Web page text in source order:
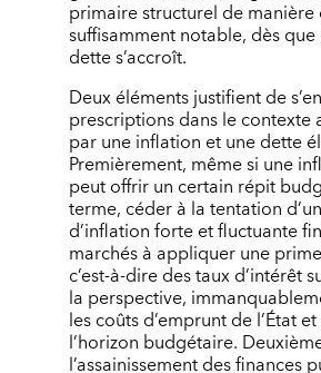
primaire structurel de
suffisamment notable, dès que
dette s’accroît.
Deux éléments justifient de
prescriptions dans le contexte
par une inflation et une dette
Premièrement, même si une
peut offrir un certain répit
terme, céder à la tentation
d’inflation forte et fluctuante
marchés à appliquer une
c’est-à-dire des taux d’intérêt
la perspective,
les coûts d’emprunt de l’État
l’horizon budgétaire.
l’assainissement des finances